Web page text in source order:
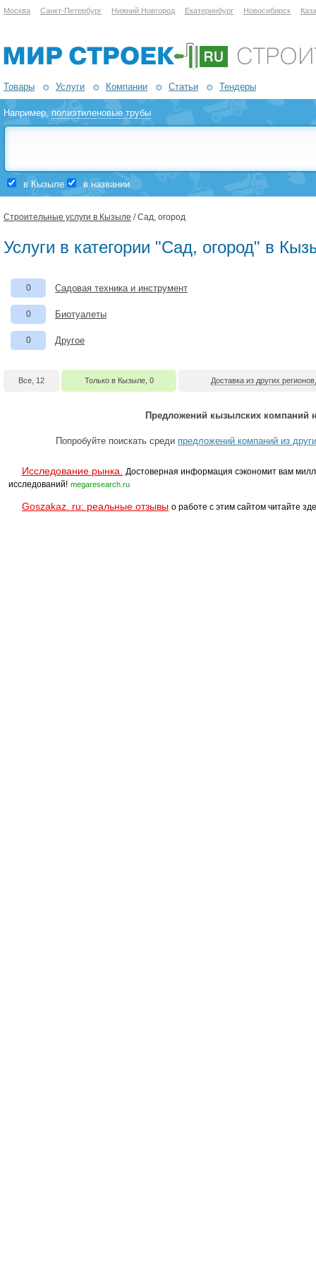
Москва Санкт-Петербург Нижний Новгород Екатеринбург Новосибирск
Товары Услуги Компании Статьи Тендеры
Например,полиэтиленовые трубы
в Кызыле в названии
Строительные услуги в Кызыле / Сад, огород
Услуги в категории "Сад, огород" в
0 Садовая техника и инструмент
0 Биотуалеты
0 Другое
Все, 12 Только в Кызыле, 0 Доставка из других
Предложений кызылских компаний
Попробуйте поискать среди предложений компаний из
Исследование рынка.
Достоверная информация сэкономит вам
исследований! megaresearch.ru
Goszakaz. ru: реальные отзывы о работе с этим сайтом читайте